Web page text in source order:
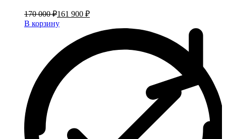
170 000 ₽161 900 ₽
В корзину